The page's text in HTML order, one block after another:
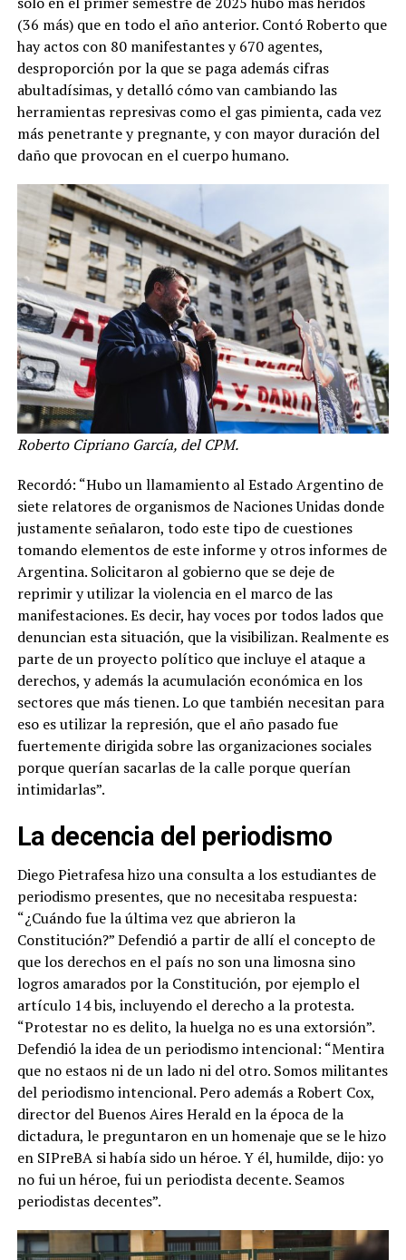
(36 más) que en todo el año anterior. Contó Roberto que
hay actos con 80 manifestantes y 670 agentes,
desproporción por la que se paga además cifras
abultadísimas, y detalló cómo van cambiando las
herramientas represivas como el gas pimienta, cada vez
más penetrante y pregnante, y con mayor duración del
daño que provocan en el cuerpo humano.
Roberto Cipriano García, del CPM.
Recordó: “Hubo un llamamiento al Estado Argentino de
siete relatores de organismos de Naciones Unidas donde
justamente señalaron, todo este tipo de cuestiones
tomando elementos de este informe y otros informes de
Argentina. Solicitaron al gobierno que se deje de
reprimir y utilizar la violencia en el marco de las
manifestaciones. Es decir, hay voces por todos lados que
denuncian esta situación, que la visibilizan. Realmente es
parte de un proyecto político que incluye el ataque a
derechos, y además la acumulación económica en los
sectores que más tienen. Lo que también necesitan para
eso es utilizar la represión, que el año pasado fue
fuertemente dirigida sobre las organizaciones sociales
porque querían sacarlas de la calle porque querían
intimidarlas”.
La decencia del periodismo
Diego Pietrafesa hizo una consulta a los estudiantes de
periodismo presentes, que no necesitaba respuesta:
“¿Cuándo fue la última vez que abrieron la
Constitución?” Defendió a partir de allí el concepto de
que los derechos en el país no son una limosna sino
logros amarados por la Constitución, por ejemplo el
artículo 14 bis, incluyendo el derecho a la protesta.
“Protestar no es delito, la huelga no es una extorsión”.
Defendió la idea de un periodismo intencional: “Mentira
que no estaos ni de un lado ni del otro. Somos militantes
del periodismo intencional. Pero además a Robert Cox,
director del Buenos Aires Herald en la época de la
dictadura, le preguntaron en un homenaje que se le hizo
en SIPreBA si había sido un héroe. Y él, humilde, dijo: yo
no fui un héroe, fui un periodista decente. Seamos
periodistas decentes”.